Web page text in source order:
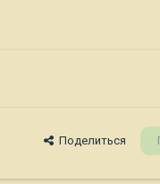
Поделиться